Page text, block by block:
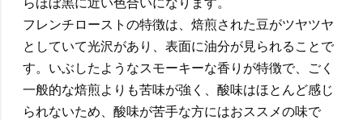
フレンチローストの特徴は、焙煎された豆がツヤツヤ
としていて光沢があり、表面に油分が見られることで
す。いぶしたようなスモーキーな香りが特徴で、ごく
一般的な焙煎よりも苦味が強く、酸味はほとんど感じ
られないため、酸味が苦手な方にはおススメの味で